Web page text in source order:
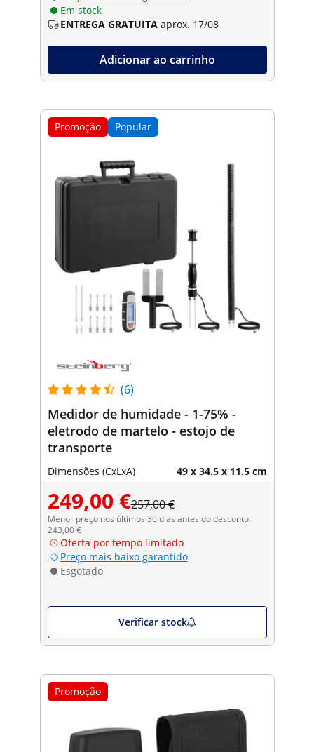
Em stock
ENTREGA GRATUITA aprox. 17/08
Adicionar ao carrinho
Promoção Popular
(6)
Medidor de humidade - 1-75% -
eletrodo de martelo - estojo de
transporte
Dimensões (CxLxA) 49 x 34.5 x 11.5 cm
249,00 €257,00 €
Menor preço nos últimos 30 dias antes do desconto:
243,00 €
Oferta por tempo limitado
Preço mais baixo garantido
Esgotado
Verificar stock
Promoção